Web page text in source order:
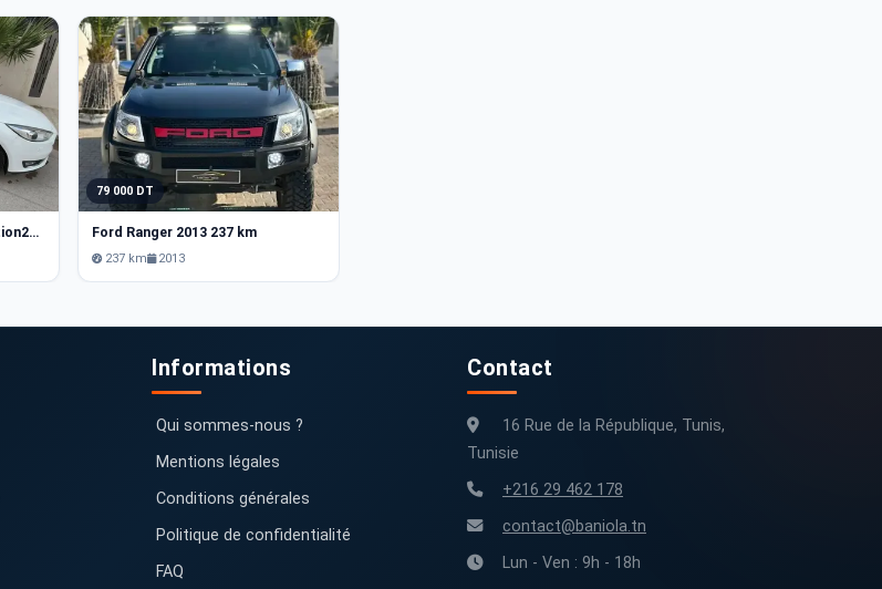
Ford Focus Titanium Full option2016 200000 km
79 000 DT
Ford Ranger 2013 237 km
237 km 2013
Informations
Qui sommes-nous ?
Mentions légales
Conditions générales
Politique de confidentialité
FAQ
Contact
16 Rue de la République, Tunis,
Tunisie
+216 29 462 178
contact@baniola.tn
Lun - Ven : 9h - 18h